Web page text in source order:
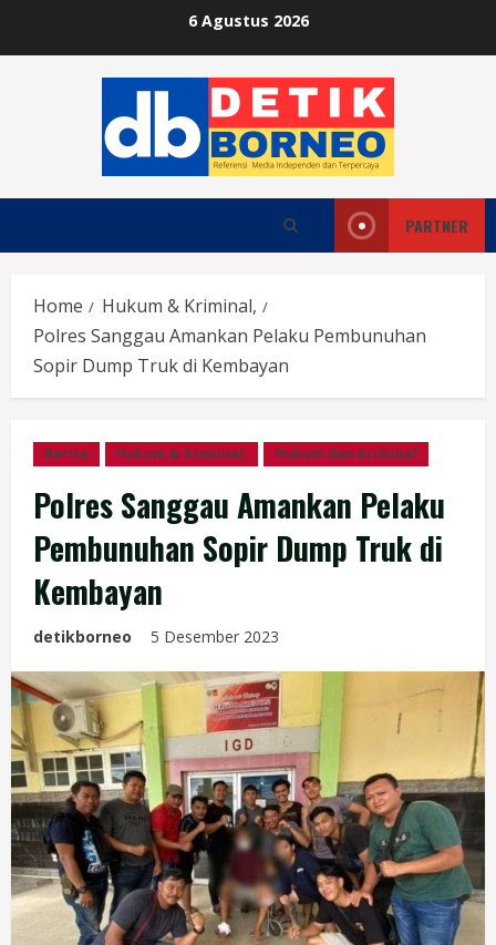
6 Agustus 2026
PARTNER
Home
Hukum & Kriminal,
Polres Sanggau Amankan Pelaku Pembunuhan
Sopir Dump Truk di Kembayan
Berita Hukum & Kriminal, Hukum dan Kriminal
Polres Sanggau Amankan Pelaku
Pembunuhan Sopir Dump Truk di
Kembayan
detikborneo 5 Desember 2023